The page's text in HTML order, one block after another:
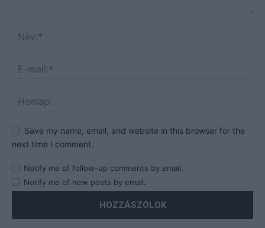
Save my name, email, and website in this browser for the
next time I comment.
Notify me of follow-up comments by email.
Notify me of new posts by email.